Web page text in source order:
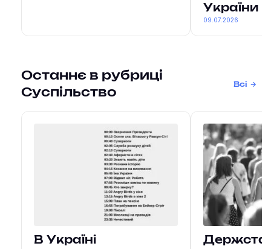
України
09.07.2026
Останнє в рубриці
Суспільство
Всі
В Україні
Держстат